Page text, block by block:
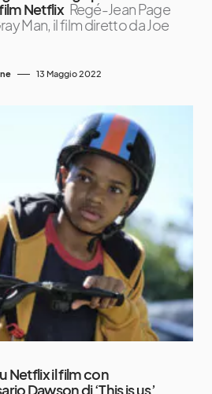
Netflix Regé-Jean Page
Man, il film diretto da Joe
13 Maggio 2022
Netflix il film con
Dawson di ‘This is us’